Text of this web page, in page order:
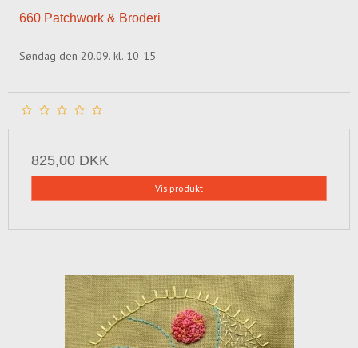
660 Patchwork & Broderi
Søndag den 20.09. kl. 10-15
825,00 DKK
Vis produkt